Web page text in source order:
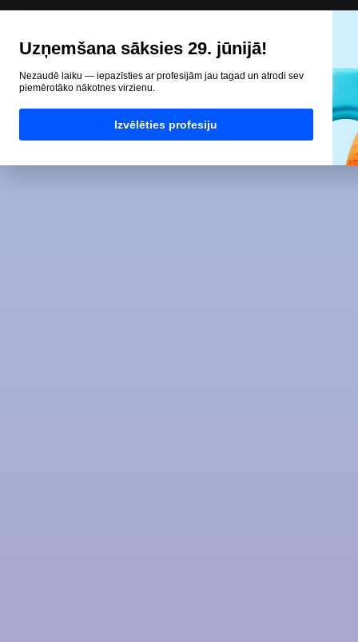
Uzņemšana sāksies 29. jūnijā!
Nezaudē laiku — iepazīsties ar profesijām jau tagad un atrodi sev
piemērotāko nākotnes virzienu.
Izvēlēties profesiju